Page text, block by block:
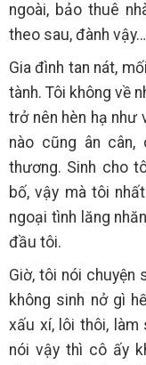
ngoài, bảo thuê
theo sau, đành vậy…
Gia đình tan nát,
tành. Tôi không về
trở nên hèn hạ như
nào cũng ân
thương. Sinh cho
bố, vậy mà tôi
ngoại tình lăng
đầu tôi.
Giờ, tôi nói chuyện
không sinh nở gì
xấu xí, lôi thôi, làm
nói vậy thì cô ấy